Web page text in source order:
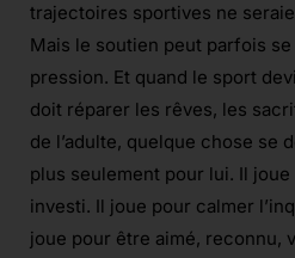
trajectoires sportives ne
Mais le soutien peut parfois
pression. Et quand le sport
doit réparer les rêves, les
de l’adulte, quelque chose se
plus seulement pour lui. Il
investi. Il joue pour calmer
joue pour être aimé, reconnu,